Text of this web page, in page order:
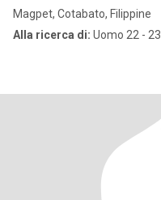
Magpet, Cotabato, Filippine
Alla ricerca di: Uomo 22 - 23